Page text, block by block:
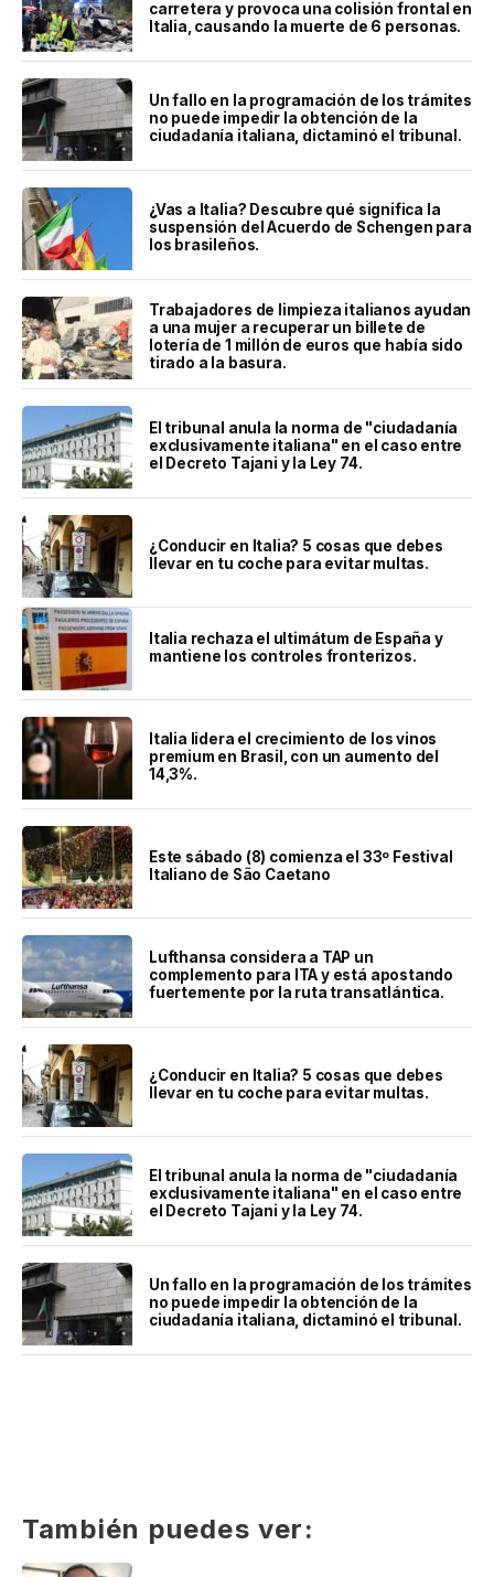
carretera y provoca una colisión frontal en
Italia, causando la muerte de 6 personas.
Un fallo en la programación de los trámites
no puede impedir la obtención de la
ciudadanía italiana, dictaminó el tribunal.
¿Vas a Italia? Descubre qué significa la
suspensión del Acuerdo de Schengen para
los brasileños.
Trabajadores de limpieza italianos ayudan
a una mujer a recuperar un billete de
lotería de 1 millón de euros que había sido
tirado a la basura.
El tribunal anula la norma de "ciudadanía
exclusivamente italiana" en el caso entre
el Decreto Tajani y la Ley 74.
¿Conducir en Italia? 5 cosas que debes
llevar en tu coche para evitar multas.
Italia rechaza el ultimátum de España y
mantiene los controles fronterizos.
Italia lidera el crecimiento de los vinos
premium en Brasil, con un aumento del
14,3%.
Este sábado (8) comienza el 33º Festival
Italiano de São Caetano
Lufthansa considera a TAP un
complemento para ITA y está apostando
fuertemente por la ruta transatlántica.
¿Conducir en Italia? 5 cosas que debes
llevar en tu coche para evitar multas.
El tribunal anula la norma de "ciudadanía
exclusivamente italiana" en el caso entre
el Decreto Tajani y la Ley 74.
Un fallo en la programación de los trámites
no puede impedir la obtención de la
ciudadanía italiana, dictaminó el tribunal.
También puedes ver: